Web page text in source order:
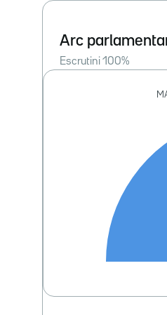
Arc
Escrutini 100%